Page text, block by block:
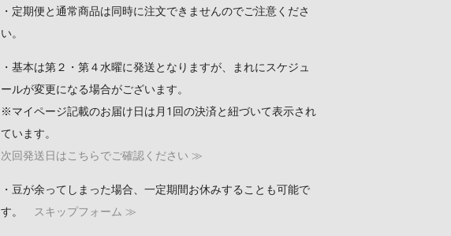
・定期便と通常商品は同時に注文できませんのでご注意くださ
い。
・基本は第２・第４水曜に発送となりますが、まれにスケジュ
ールが変更になる場合がございます。
※マイページ記載のお届け日は月1回の決済と紐づいて表示され
ています。
次回発送日はこちらでご確認ください ≫
・豆が余ってしまった場合、一定期間お休みすることも可能で
す。
スキップフォーム ≫